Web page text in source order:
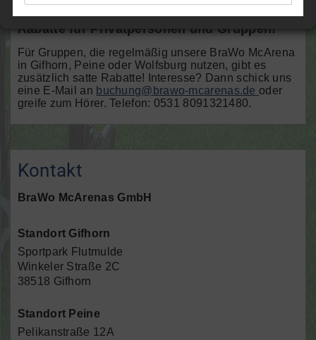
Rabatte für Privatpersonen und Gruppen!
Für Gruppen, die regelmäßig unsere BraWo McArena
in Gifhorn, Peine oder Wolfsburg nutzen, gibt es
zusätzlich satte Rabatte! Interesse? Dann schick uns
eine E-Mail an buchung@brawo-mcarenas.de oder
greife zum Hörer. Telefon: 0531 8091321480.
Kontakt
BraWo McArenas GmbH
Standort Gifhorn
Sportpark Flutmulde
Winkeler Straße 2C
38518 Gifhorn
Standort Peine
Pelikanstraße 12A